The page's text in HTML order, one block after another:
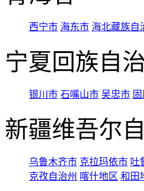
西宁市 海东市 海北藏族自
宁夏回族自
银川市 石嘴山市 吴忠市
新疆维吾尔
乌鲁木齐市 克拉玛依市 吐
克孜自治州 喀什地区 和田